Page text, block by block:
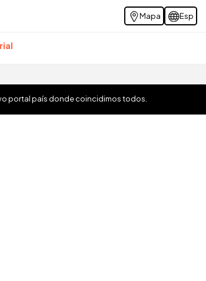
Mapa Esp
portal país donde coincidimos todos.